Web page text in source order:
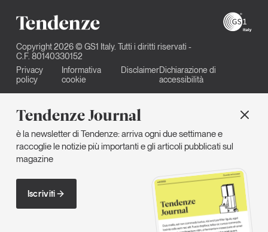
Tendenze Journal
è la newsletter di Tendenze: arriva ogni due settimane e
raccoglie le notizie più importanti e gli articoli pubblicati sul
magazine
Iscriviti
Copyright 2026 © GS1 Italy. Tutti i diritti riservati -
C.F. 80140330152
Privacy
policy
Informativa
cookie
DisclaimerDichiarazione di
accessibilità